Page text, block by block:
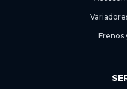
Frenos